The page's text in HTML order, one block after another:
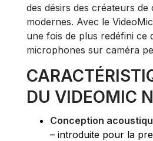
des désirs des créateurs de
modernes. Avec le
une fois de plus redéfini ce
microphones sur caméra
DU VIDEOMIC
Conception
– introduite pour la